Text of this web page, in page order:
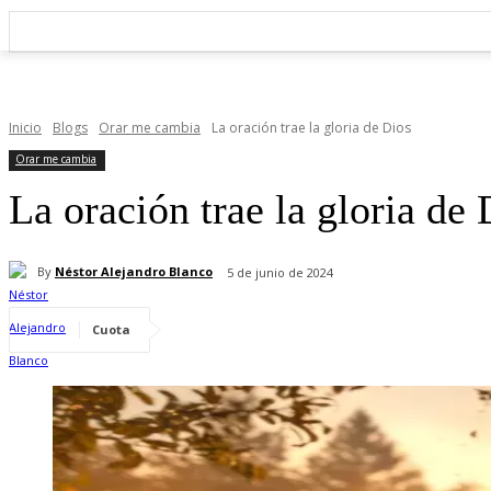
Inicio Blogs Orar me cambia La oración trae la gloria de Dios
Orar me cambia
La oración trae la gloria de
By Néstor Alejandro Blanco 5 de junio de 2024
Cuota